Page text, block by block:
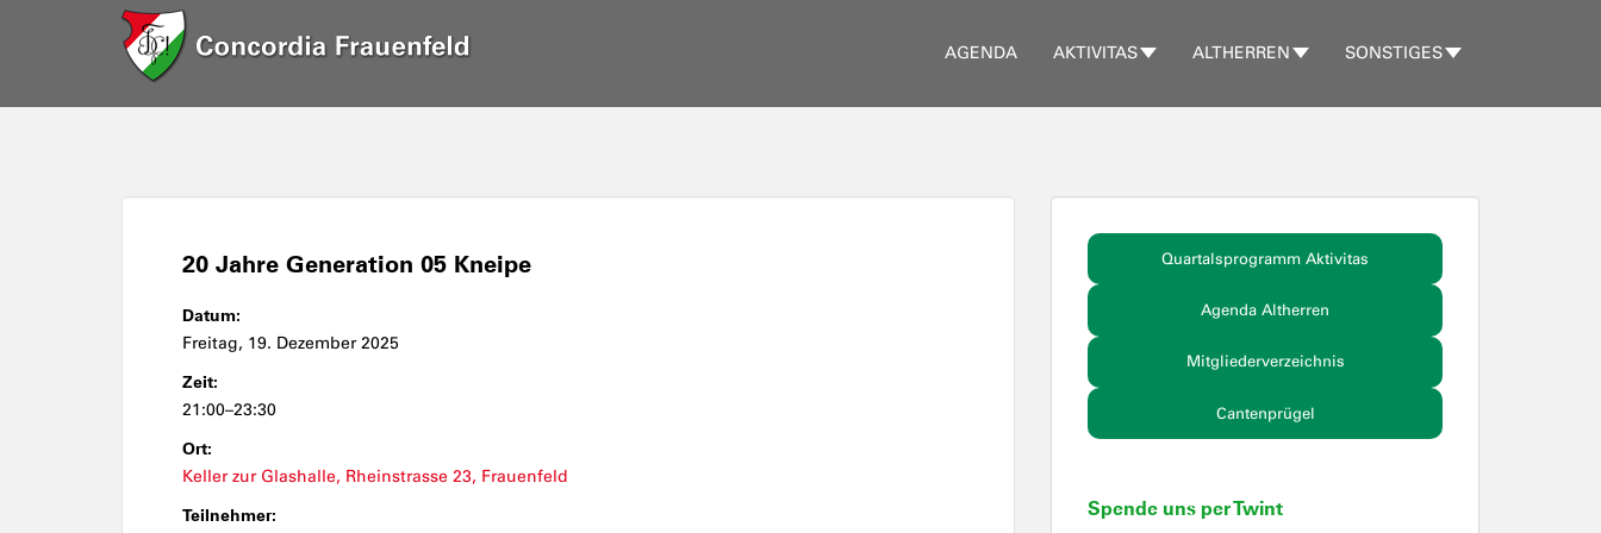
AGENDA AKTIVITAS ALTHERREN SONSTIGES
20 Jahre Generation 05 Kneipe
Datum:
Freitag, 19. Dezember 2025
Zeit:
21:00–23:30
Ort:
Keller zur Glashalle, Rheinstrasse 23, Frauenfeld
Teilnehmer:
Quartalsprogramm Aktivitas
Agenda Altherren
Mitgliederverzeichnis
Cantenprügel
Spende uns per Twint